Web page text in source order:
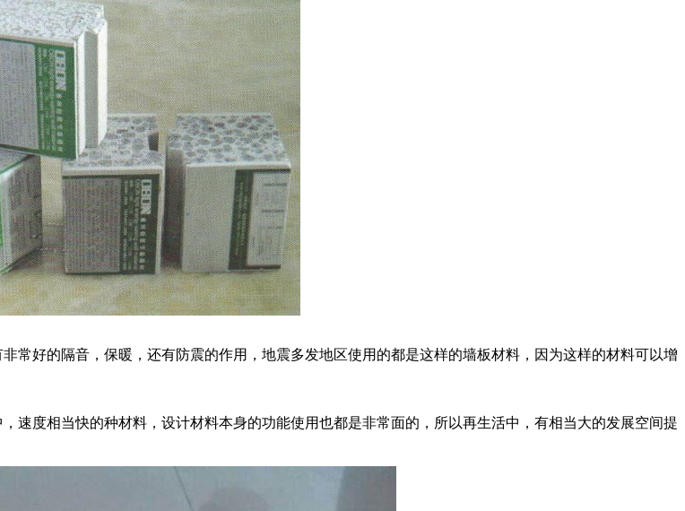
好的隔音，保暖，还有防震的作用，地震多发地区使用的都是这样的墙板材料，因为这样的材料可以增
度相当快的种材料，设计材料本身的功能使用也都是非常面的，所以再生活中，有相当大的发展空间提